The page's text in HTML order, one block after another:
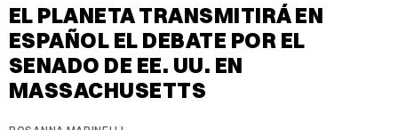
EL PLANETA TRANSMITIRÁ EN
ESPAÑOL EL DEBATE POR EL
SENADO DE EE. UU. EN
MASSACHUSETTS